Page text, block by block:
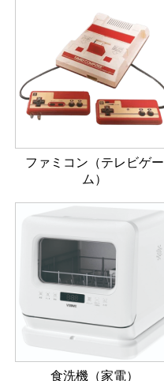
ファミコン（テレビゲー
ム）
食洗機（家電）